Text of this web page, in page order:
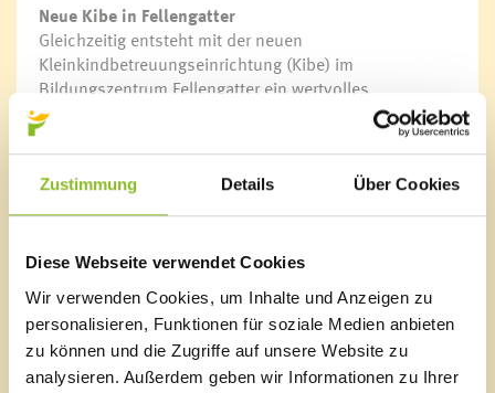
Zustimmung Details Über Cookies
Diese Webseite verwendet Cookies
Wir verwenden Cookies, um Inhalte und Anzeigen zu
personalisieren, Funktionen für soziale Medien anbieten
zu können und die Zugriffe auf unsere Website zu
analysieren. Außerdem geben wir Informationen zu Ihrer
Neue Kibe in Fellengatter
Gleichzeitig entsteht mit der neuen
Kleinkindbetreuungseinrichtung (Kibe) im
Bildungszentrum Fellengatter ein wertvolles
zusätzliches Angebot für die jüngsten Kinder. Dort
stehen moderne und optimal ausgestattete
Räumlichkeiten für eine bestmögliche Förderung zur
Verfügung. Die Bündelung von Kleinkindbetreuung,
Kindergarten und Volksschule unter einem Dach
zwischen den einzelnen Bildungsstufen.
Mit Sorge blickt Michaela Gort hingegen auf eine
andere Entwicklung: „Während es früher leichter
möglich war, Gruppen zu teilen und entsprechend
Personal einzusetzen, sind die Vorgaben des Landes